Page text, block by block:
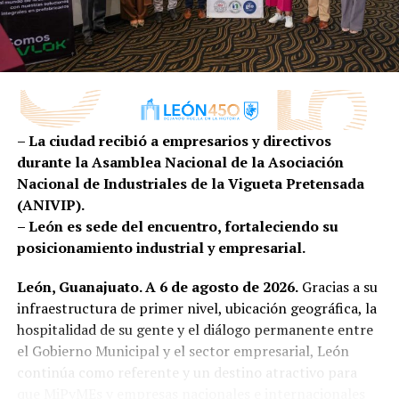
aprovechamiento responsable de los espacios naturales.
Además de recibir a miles de visitantes cada semana
para disfrutar de actividades al aire libre, el Parque
continúa fortaleciendo su infraestructura para albergar
competencias especializadas que posicionan a León en
el mapa del deporte internacional.
Con eventos como este, el Parque Metropolitano
reafirma su vocación como un espacio vivo, incluyente y
multifuncional, donde la naturaleza y el deporte se
unen para ofrecer experiencias de calidad a visitantes
– La ciudad recibió a empresarios y directivos
durante la Asamblea Nacional de la Asociación
Nacional de Industriales de la Vigueta Pretensada
(ANIVIP).
– León es sede del encuentro, fortaleciendo su
posicionamiento industrial y empresarial.
León, Guanajuato. A 6 de agosto de 2026.Gracias a su
infraestructura de primer nivel, ubicación geográfica, la
hospitalidad de su gente y el diálogo permanente entre
el Gobierno Municipal y el sector empresarial, León
continúa como referente y un destino atractivo para